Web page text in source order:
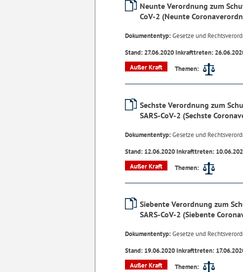
Neunte Verordnung zum
CoV-2 (Neunte
Dokumententyp:Gesetze und
Stand: 27.06.2020 Inkrafttreten:
Außer Kraft
Themen:
Sechste Verordnung zum
SARS-CoV-2 (Sechste
Dokumententyp:Gesetze und
Stand: 12.06.2020 Inkrafttreten:
Außer Kraft
Themen:
Siebente Verordnung zum
SARS-CoV-2 (Siebente
Dokumententyp:Gesetze und
Stand: 19.06.2020 Inkrafttreten:
Außer Kraft
Themen: